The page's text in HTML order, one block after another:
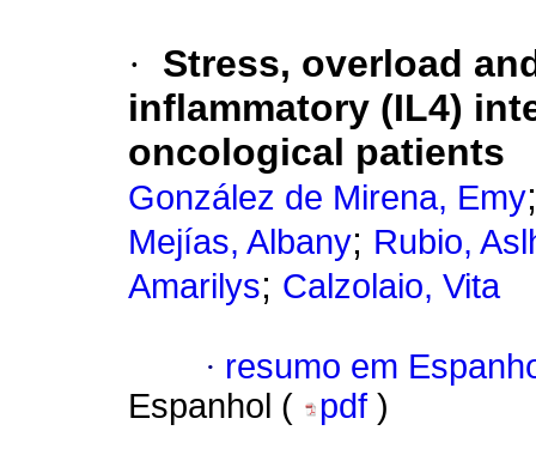
·
Stress, overload
inflammatory (IL4)
oncological patients
González de Mirena, Emy
Mejías, Albany; Rubio,
Amarilys; Calzolaio, Vita
· resumo em
Espanhol (
pdf )